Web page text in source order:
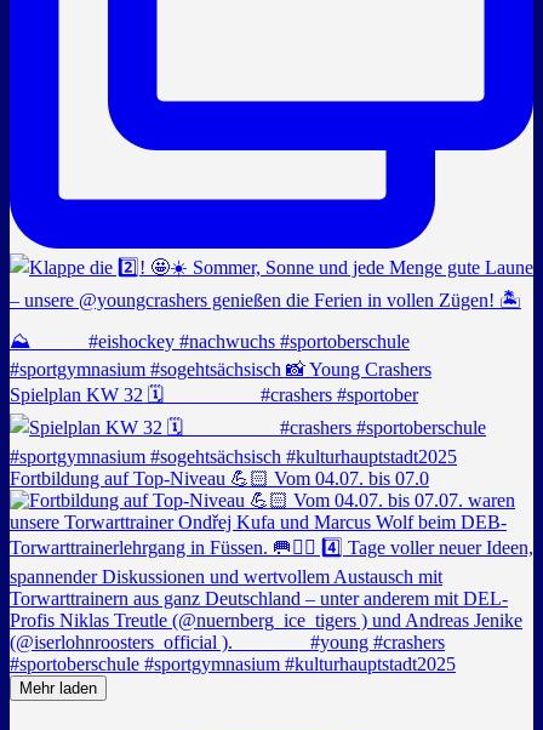
Spielplan KW 32 🗓️ _________ #crashers #sportober
Fortbildung auf Top-Niveau 💪🏻 Vom 04.07. bis 07.0
Mehr laden